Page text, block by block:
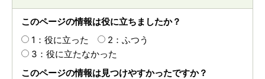
このページの情報は役に立ちましたか？
1：役に立った
2：ふつう
3：役に立たなかった
このページの情報は見つけやすかったですか？